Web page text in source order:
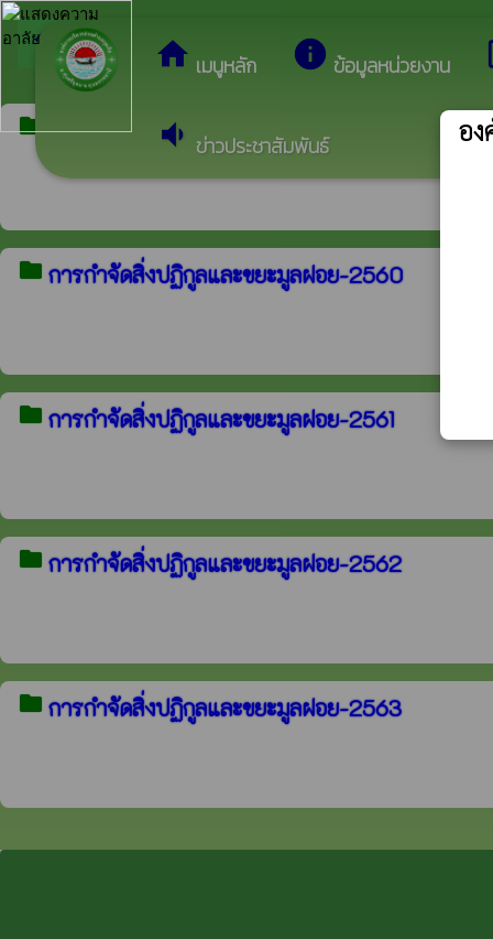
home เมนูหลัก info ข้อมูลหน่วยงาน
volume_down ข่าวประชาสัมพันธ์
arrow_back_ios กลับเมนูหลัก ยินดีต้อนรับสู่เว็
folderการกำจัดสิ่งปฏิกูลและขยะมูลฝอย-2559
folder การกำจัดสิ่งปฏิกูลและขยะมูลฝอย-2560
folder การกำจัดสิ่งปฏิกูลและขยะมูลฝอย-2561
folder การกำจัดสิ่งปฏิกูลและขยะมูลฝอย-2562
folder การกำจัดสิ่งปฏิกูลและขยะมูลฝอย-2563
อง